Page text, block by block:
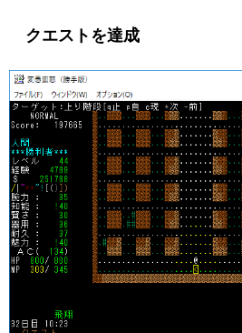
クエストを達成